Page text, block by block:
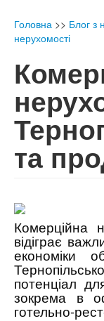
Головна >> Блог з
нерухомості
та
Комерційна
відіграє
економіки
потенціал
зокрема в
готельно-